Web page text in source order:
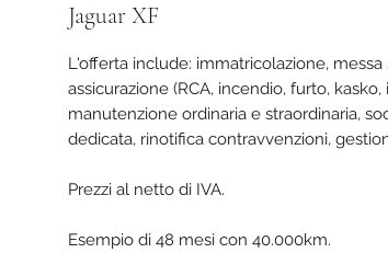
Jaguar XF
L'offerta include: immatricolazione, messa
assicurazione (RCA, incendio, furto,
manutenzione ordinaria e straordinaria,
dedicata, rinotifica contravvenzioni,
Prezzi al netto di IVA.
Esempio di 48 mesi con 40.000km.